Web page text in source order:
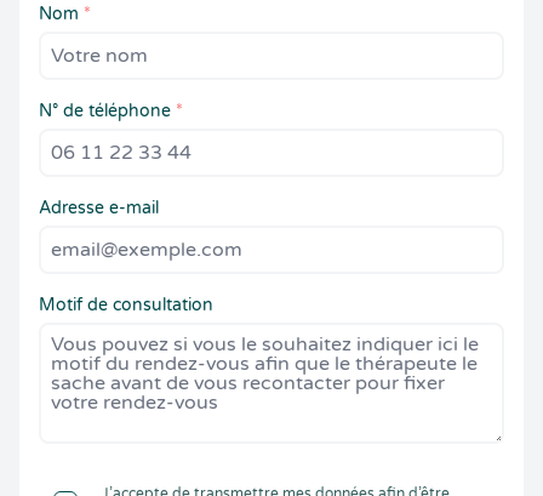
Nom *
N° de téléphone *
Adresse e-mail
Motif de consultation